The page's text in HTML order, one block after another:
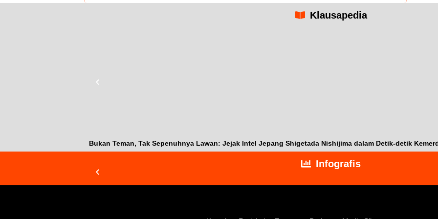
Klausapedia
Bukan Teman, Tak Sepenuhnya Lawan: Jejak Intel Jepang Shigetada Nishijima dalam Detik-detik
Infografis